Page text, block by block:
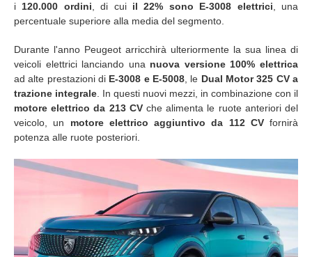
i 120.000 ordini , di cui il 22% sono E-3008 elettrici , una
percentuale superiore alla media del segmento.
Durante l'anno Peugeot arricchirà ulteriormente la sua linea di
veicoli elettrici lanciando una nuova versione 100% elettrica
ad alte prestazioni di E-3008 e E-5008 , le Dual Motor 325 CV a
trazione integrale . In questi nuovi mezzi, in combinazione con il
motore elettrico da 213 CVche alimenta le ruote anteriori del
veicolo, un motore elettrico aggiuntivo da 112 CVfornirà
potenza alle ruote posteriori.